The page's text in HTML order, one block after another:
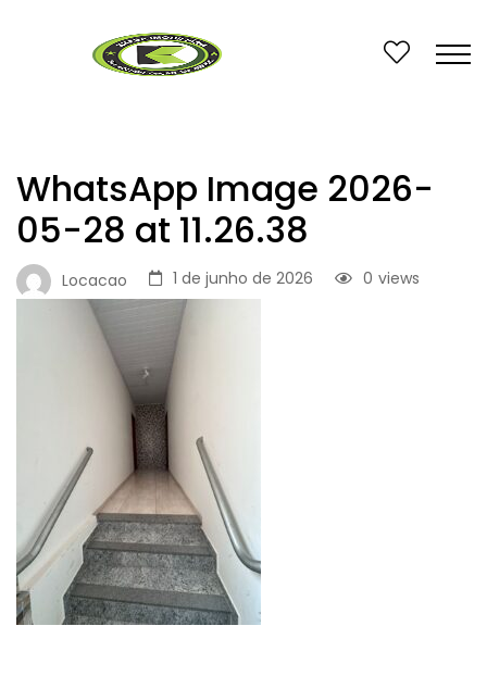
WhatsApp Image 2026-
05-28 at 11.26.38
Locacao 1 de junho de 2026 views
0